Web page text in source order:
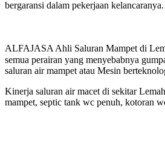
bergaransi dalam pekerjaan kelancaranya.
ALFAJASA Ahli Saluran Mampet di
semua perairan yang menyebabnya
saluran air mampet atau Mesin
Kinerja saluran air macet di sekitar
mampet, septic tank wc penuh, kotoran